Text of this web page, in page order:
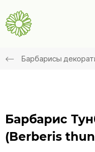
Барбарисы
Барбарис
(Berberis